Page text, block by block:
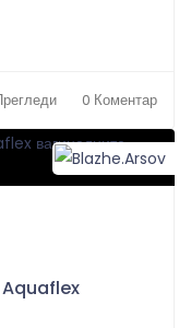
0 Коментар
Aquaflex